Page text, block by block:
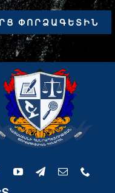
ՓՈՐՁԱԳԵՏԻՆ